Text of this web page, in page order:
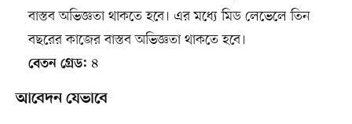
বাস্তব অভিজ্ঞতা থাকতে হবে। এর মধ্যে মিড লেভেলে তিন
বছরের কাজের বাস্তব অভিজ্ঞতা থাকতে হবে।
বেতন গ্রেড: ৪
আবেদন যেভাবে